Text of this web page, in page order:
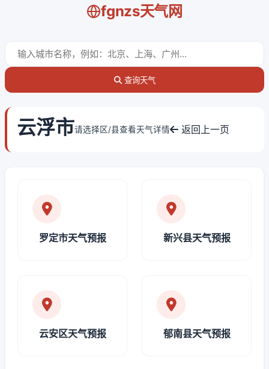
fgnzs天气网
查询天气
云浮市请选择区/县查看天气详情 返回上一页
罗定市天气预报 新兴县天气预报
云安区天气预报 郁南县天气预报